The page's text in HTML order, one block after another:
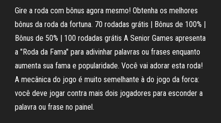
Gire a roda com bônus agora mesmo! Obtenha os melhores
bônus da roda da fortuna. 70 rodadas grátis | Bônus de 100% |
Bônus de 50% | 100 rodadas grátis A Senior Games apresenta
a "Roda da Fama" para adivinhar palavras ou frases enquanto
aumenta sua fama e popularidade. Você vai adorar esta roda!
A mecânica do jogo é muito semelhante à do jogo da forca:
você deve jogar contra mais dois jogadores para esconder a
palavra ou frase no painel.